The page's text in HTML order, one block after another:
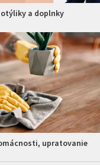
a doplnky
upratovanie